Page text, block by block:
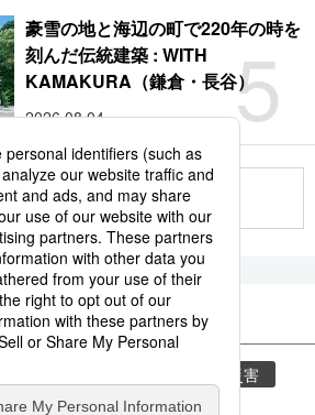
5
豪雪の地と海辺の町で220年の時を
刻んだ伝統建築 : WITH
KAMAKURA（鎌倉・長谷）
2026.08.04
もっと見る
ド
災害